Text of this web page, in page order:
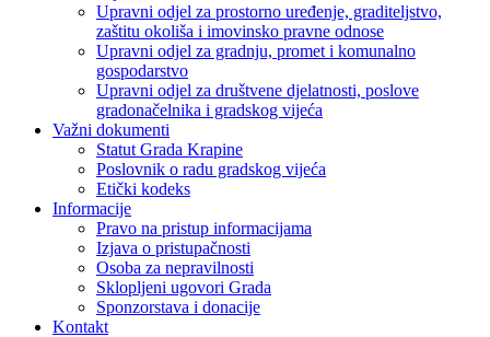
Upravni odjel za prostorno uređenje, graditeljstvo,
zaštitu okoliša i imovinsko pravne odnose
Upravni odjel za gradnju, promet i komunalno
gospodarstvo
Upravni odjel za društvene djelatnosti, poslove
gradonačelnika i gradskog vijeća
Važni dokumenti
Statut Grada Krapine
Poslovnik o radu gradskog vijeća
Etički kodeks
Informacije
Pravo na pristup informacijama
Izjava o pristupačnosti
Osoba za nepravilnosti
Sklopljeni ugovori Grada
Sponzorstava i donacije
Kontakt